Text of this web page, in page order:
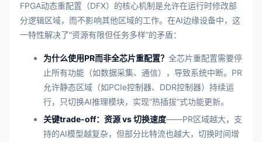
FPGA动态重配置（DFX）的核心机制是允许在运行时修改部
分逻辑区域，而不影响其他区域的工作。在AI边缘设备中，这
一特性解决了“资源有限但任务多样”的矛盾：
为什么使用PR而非全芯片重配置？ 全芯片重配置需要停
止所有功能（如数据采集、通信），导致系统中断。PR
允许静态区域（如PCIe控制器、DDR控制器）持续运
行，只切换AI推理模块，实现“热插拔”式功能更新。
关键trade-off：资源 vs 切换速度——PR区域越大，支
持的AI模型越复杂，但部分比特流也越大，切换时间增